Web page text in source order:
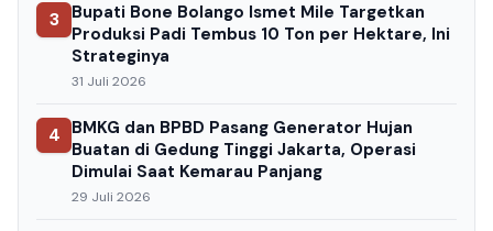
3
Bupati Bone Bolango Ismet Mile Targetkan
Produksi Padi Tembus 10 Ton per Hektare, Ini
Strateginya
31 Juli 2026
4 BMKG dan BPBD Pasang Generator Hujan
Buatan di Gedung Tinggi Jakarta, Operasi
Dimulai Saat Kemarau Panjang
29 Juli 2026